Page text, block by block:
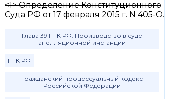
<1> Определение Конституционного
Суда РФ от 17 февраля 2015 г. N 405-О.
Глава 39 ГПК РФ: Производство в суде
апелляционной инстанции
ГПК РФ
Гражданский процессуальный кодекс
Российской Федерации